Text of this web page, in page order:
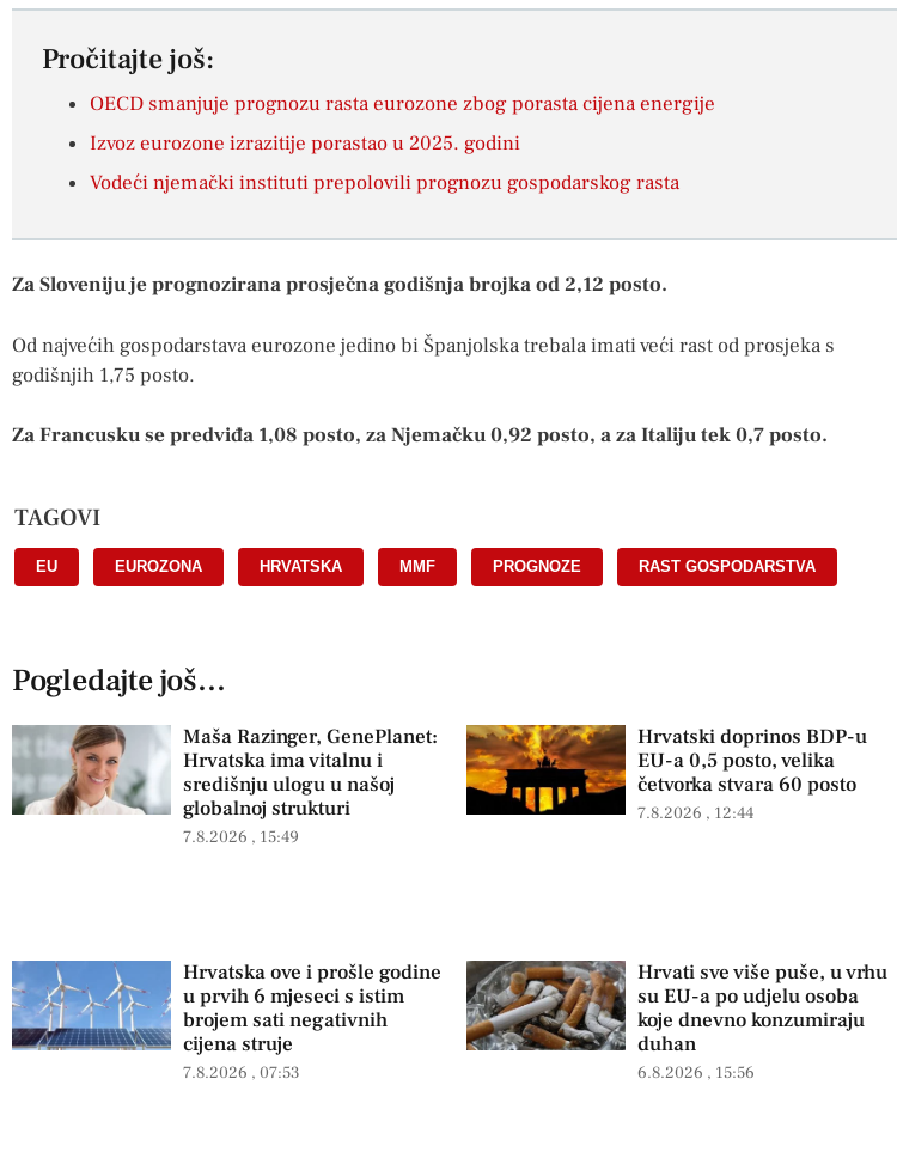
Pročitajte još:
OECD smanjuje prognozu rasta eurozone zbog porasta cijena energije
Izvoz eurozone izrazitije porastao u 2025. godini
Vodeći njemački instituti prepolovili prognozu gospodarskog rasta
Za Sloveniju je prognozirana prosječna godišnja brojka od 2,12 posto.
Od najvećih gospodarstava eurozone jedino bi Španjolska trebala imati veći rast od prosjeka s
godišnjih 1,75 posto.
Za Francusku se predviđa 1,08 posto, za Njemačku 0,92 posto, a za Italiju tek 0,7 posto.
TAGOVI
EU EUROZONA HRVATSKA MMF PROGNOZE RAST GOSPODARSTVA
Pogledajte još...
Maša Razinger, GenePlanet:
Hrvatska ima vitalnu i
središnju ulogu u našoj
globalnoj strukturi
7.8.2026 15:49
Hrvatski doprinos BDP-u
EU-a 0,5 posto, velika
četvorka stvara 60 posto
7.8.2026 12:44
Hrvatska ove i prošle godine
u prvih 6 mjeseci s istim
brojem sati negativnih
cijena struje
7.8.2026 07:53
Hrvati sve više puše, u vrhu
su EU-a po udjelu osoba
koje dnevno konzumiraju
duhan
6.8.2026 15:56